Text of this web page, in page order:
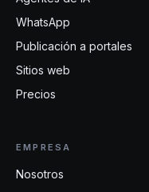
WhatsApp
Publicación a portales
Sitios web
Precios
EMPRESA
Nosotros